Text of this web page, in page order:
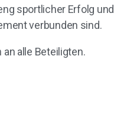
sportlicher Erfolg und
verbunden sind.
alle Beteiligten.